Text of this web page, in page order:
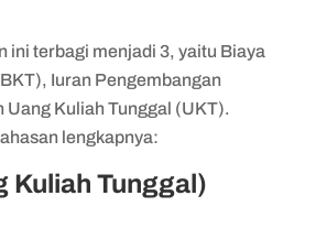
ini terbagi menjadi 3, yaitu Biaya
Iuran Pengembangan
Uang Kuliah Tunggal (UKT).
lengkapnya:
Kuliah Tunggal)